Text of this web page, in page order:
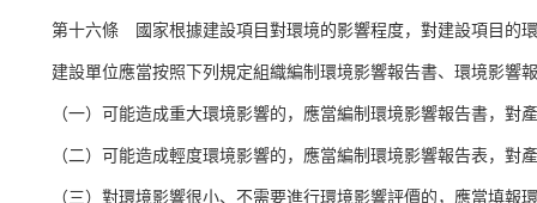
第十六條 國家根據建設項目對環境的影響程度，對建設項目的
建設單位應當按照下列規定組織編制環境影響報告書、環境影
（一）可能造成重大環境影響的，應當編制環境影響報告書，對
（二）可能造成輕度環境影響的，應當編制環境影響報告表，對
（三）對環境影響很小、不需要進行環境影響評價的，應當填報